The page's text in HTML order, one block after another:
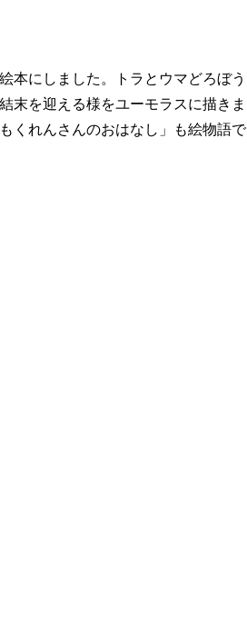
本にしました。トラとウマどろぼう
末を迎える様をユーモラスに描きま
くれんさんのおはなし」も絵物語で